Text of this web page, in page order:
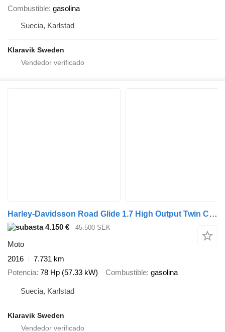
Combustible gasolina
Suecia, Karlstad
Klaravik Sweden
Harley-Davidsson Road Glide 1.7 High Output Twin Cam 103
4.150 € 45.500 SEK
Moto
2016
7.731 km
Potencia 78 Hp (57.33 kW) Combustible gasolina
Suecia, Karlstad
Klaravik Sweden